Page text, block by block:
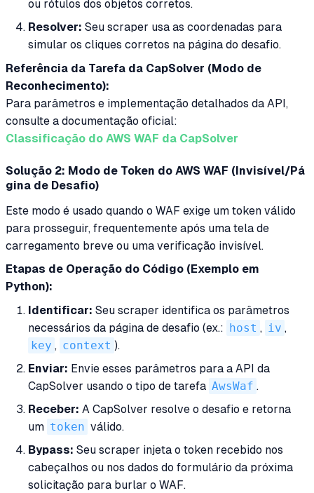
ou rótulos dos objetos corretos.
Resolver: Seu scraper usa as coordenadas para
simular os cliques corretos na página do desafio.
Referência da Tarefa da CapSolver (Modo de
Reconhecimento):
Para parâmetros e implementação detalhados da API,
consulte a documentação oficial:
Classificação do AWS WAF da CapSolver
Solução 2: Modo de Token do AWS WAF (Invisível/Pá
gina de Desafio)
Este modo é usado quando o WAF exige um token válido
para prosseguir, frequentemente após uma tela de
carregamento breve ou uma verificação invisível.
Etapas de Operação do Código (Exemplo em
Python):
Identificar: Seu scraper identifica os parâmetros
necessários da página de desafio (ex.:
host , iv ,
key , context ).
Enviar: Envie esses parâmetros para a API da
CapSolver usando o tipo de tarefa AwsWaf .
Receber: A CapSolver resolve o desafio e retorna
um token válido.
Bypass: Seu scraper injeta o token recebido nos
cabeçalhos ou nos dados do formulário da próxima
solicitação para burlar o WAF.